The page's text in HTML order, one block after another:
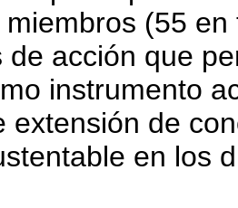
(55
de acción que
instrumento
extensión de
en los